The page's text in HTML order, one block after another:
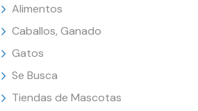
Alimentos
Caballos, Ganado
Gatos
Se Busca
Tiendas de Mascotas